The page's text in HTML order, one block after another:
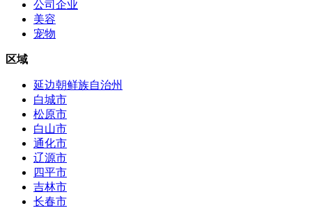
公司企业
美容
宠物
区域
延边朝鲜族自治州
白城市
松原市
白山市
通化市
辽源市
四平市
吉林市
长春市